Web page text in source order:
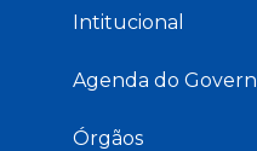
Intitucional
Agenda do
Órgãos